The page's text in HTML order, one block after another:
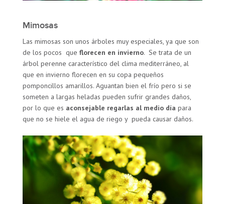
Mimosas
Las mimosas son unos árboles muy especiales, ya que son
de los pocos que florecen en invierno. Se trata de un
árbol perenne característico del clima mediterráneo, al
que en invierno florecen en su copa pequeños
pomponcillos amarillos. Aguantan bien el frío pero si se
someten a largas heladas pueden sufrir grandes daños,
por lo que es aconsejable regarlas al medio día para
que no se hiele el agua de riego y pueda causar daños.